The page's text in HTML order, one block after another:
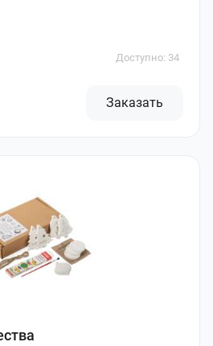
Доступно: 34
Заказать